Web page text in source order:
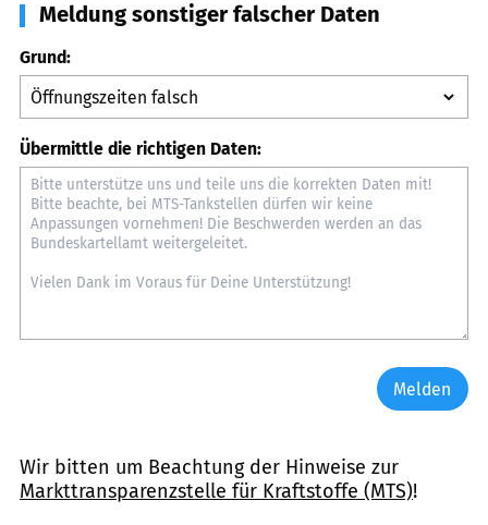
Meldung sonstiger falscher Daten
Grund:
Übermittle die richtigen Daten:
Melden
Wir bitten um Beachtung der Hinweise zur
Markttransparenzstelle für Kraftstoffe (MTS)!